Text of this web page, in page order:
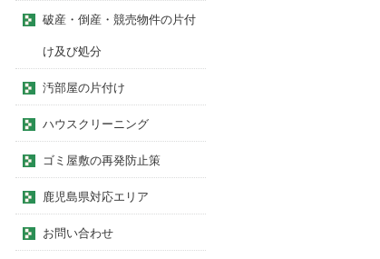
破産・倒産・競売物件の片付
け及び処分
汚部屋の片付け
ハウスクリーニング
ゴミ屋敷の再発防止策
鹿児島県対応エリア
お問い合わせ